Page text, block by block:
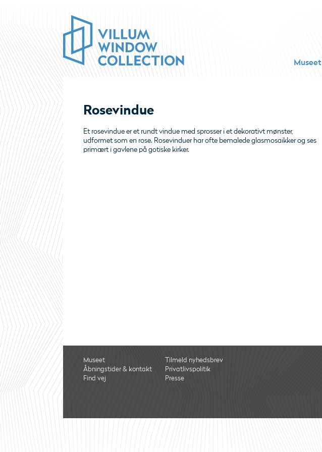
Museet
Rosevindue
Et rosevindue er et rundt vindue med sprosser i et dekorativt mønster,
udformet som en rose. Rosevinduer har ofte bemalede glasmosaikker og ses
primært i gavlene på gotiske kirker.
Museet
Åbningstider & kontakt
Find vej
Tilmeld nyhedsbrev
Privatlivspolitik
Presse